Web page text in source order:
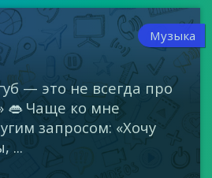
Музыка
— это не всегда про
👄 Чаще ко мне
запросом: «Хочу
...